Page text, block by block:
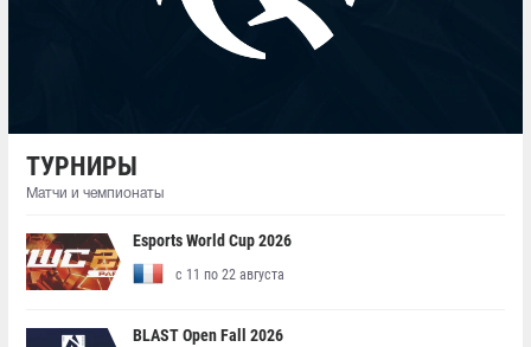
ТУРНИРЫ
Матчи и чемпионаты
Esports World Cup 2026
с 11 по 22 августа
BLAST Open Fall 2026